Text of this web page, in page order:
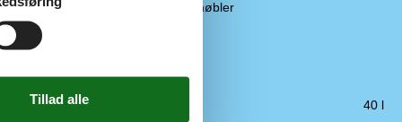
175 m
Kvalitetshavemøbler
40 l